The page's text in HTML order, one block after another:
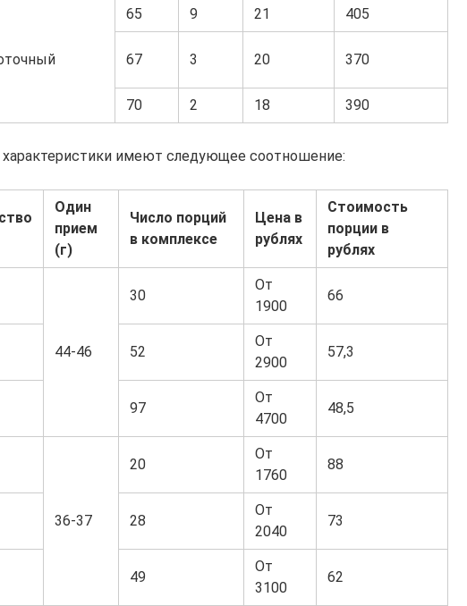
65 9 21 405
67 3 20 370
70 2 18 390
имеют следующее соотношение:
Один
прием
(г)
Число порций
в комплексе
Цена в
рублях
Стоимость
порции в
рублях
44-46
30
От
1900
66
52
От
2900
57,3
97
От
4700
48,5
36-37
20
От
1760
88
28
От
2040
73
49
От
3100
62